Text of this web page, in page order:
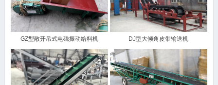
GZ型敞开吊式电磁振动给料机 DJ型大倾角皮带输送机